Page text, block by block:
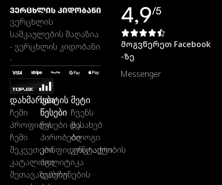
ვერცხლის
სამკაულების მაღაზია
- ვერცხლის კიდობანი
-
დახმარება
ჩემი
პროფილი
ჩემი
შეკვეთები
კატალოგი
შეთავაზებები
საიტის
წესები
წესები და
პირობები
კონფიდენციალობის
პოლიტიკა
დაბრუნების
მეტი
ჩვენს
შესახებ
ბლოგი
კონტაქტი
4,9/5
მოგვწერეთ Facebook
-ზე
Messenger